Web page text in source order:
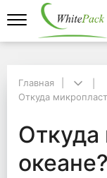
Откуда
Главная
Откуда
Откуда